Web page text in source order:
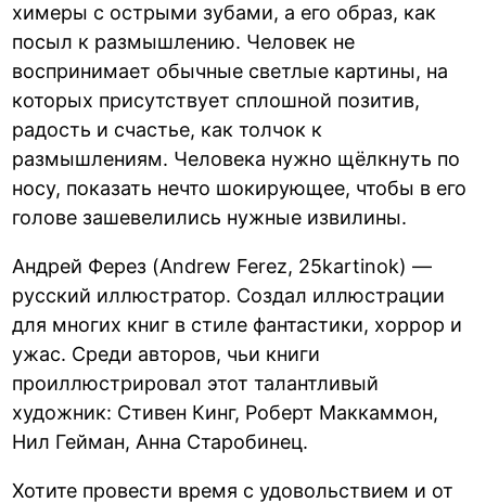
химеры с острыми зубами, а его образ, как
посыл к размышлению. Человек не
воспринимает обычные светлые картины, на
которых присутствует сплошной позитив,
радость и счастье, как толчок к
размышлениям. Человека нужно щёлкнуть по
носу, показать нечто шокирующее, чтобы в его
голове зашевелились нужные извилины.
Андрей Ферез (Andrew Ferez, 25kartinok) —
русский иллюстратор. Создал иллюстрации
для многих книг в стиле фантастики, хоррор и
ужас. Среди авторов, чьи книги
проиллюстрировал этот талантливый
художник: Стивен Кинг, Роберт Маккаммон,
Нил Гейман, Анна Старобинец.
Хотите провести время с удовольствием и от